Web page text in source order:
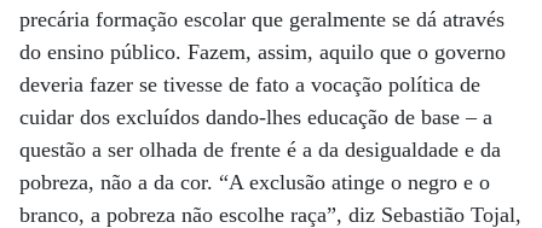
precária formação escolar que geralmente se dá através
do ensino público. Fazem, assim, aquilo que o governo
deveria fazer se tivesse de fato a vocação política de
cuidar dos excluídos dando-lhes educação de base – a
questão a ser olhada de frente é a da desigualdade e da
pobreza, não a da cor. “A exclusão atinge o negro e o
branco, a pobreza não escolhe raça”, diz Sebastião Tojal,